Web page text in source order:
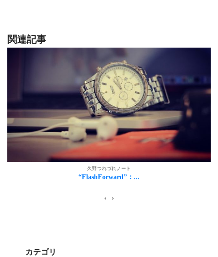
関連記事
久野つれづれノート
“FlashForward”：...
‹ ›
カテゴリ